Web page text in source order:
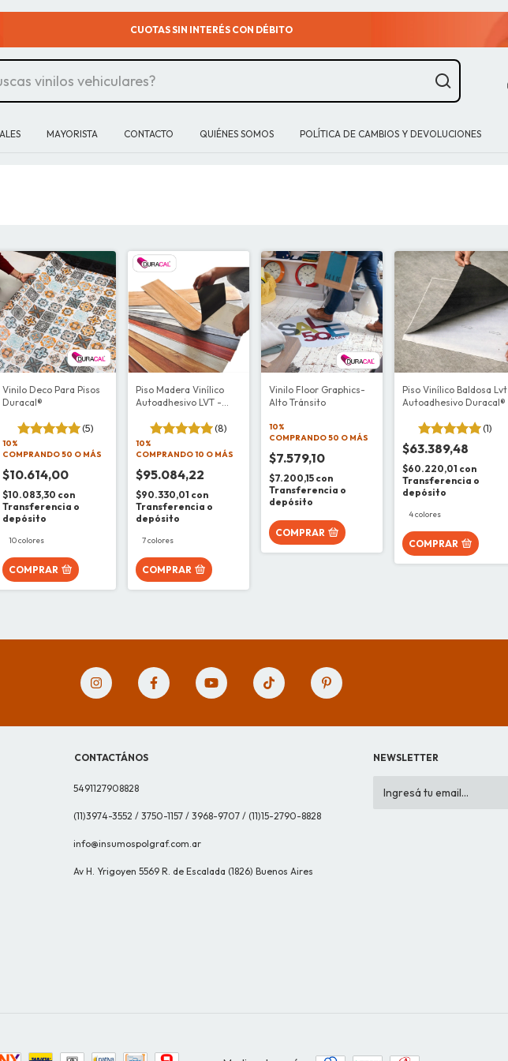
CUOTAS SIN INTERÉS CON DÉBITO
MAYORISTA CONTACTO QUIÉNES SOMOS POLÍTICA DE CAMBIOS Y DEVOLUCIONES
Vinilo Deco Para Pisos
Duracal®
(5)
10%
COMPRANDO 50 O MÁS
$10.614,00
$10.083,30 con
Transferencia o
depósito
10 colores
COMPRAR
Piso Madera Vinílico
Autoadhesivo LVT -
(8)
10%
COMPRANDO 10 O MÁS
$95.084,22
$90.330,01 con
Transferencia o
depósito
7 colores
COMPRAR
Vinilo Floor Graphics-
Alto Tránsito
10%
COMPRANDO 50 O MÁS
$7.579,10
$7.200,15 con
Transferencia o
depósito
COMPRAR
Piso Vinílico Baldosa Lvt
Autoadhesivo Duracal®
(1)
$63.389,48
$60.220,01 con
Transferencia o
depósito
4 colores
COMPRAR
CONTACTÁNOS
5491127908828
(11)3974-3552 / 3750-1157 / 3968-9707 / (11)15-2790-8828
info@insumospolgraf.com.ar
Av H. Yrigoyen 5569 R. de Escalada (1826) Buenos Aires
NEWSLETTER